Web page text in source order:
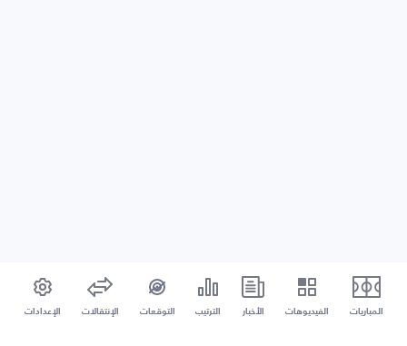
المباريات الفيديوهات الأخبار الترتيب التوقعات الإنتقالات الإعدادات